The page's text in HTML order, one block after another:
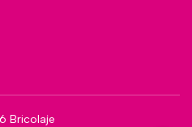
Bricolaje